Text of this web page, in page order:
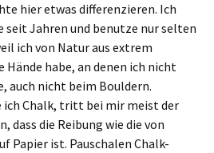
hier etwas differenzieren. Ich
seit Jahren und benutze nur selten
ich von Natur aus extrem
Hände habe, an denen ich nicht
auch nicht beim Bouldern.
ich Chalk, tritt bei mir meist der
dass die Reibung wie die von
Papier ist. Pauschalen Chalk-